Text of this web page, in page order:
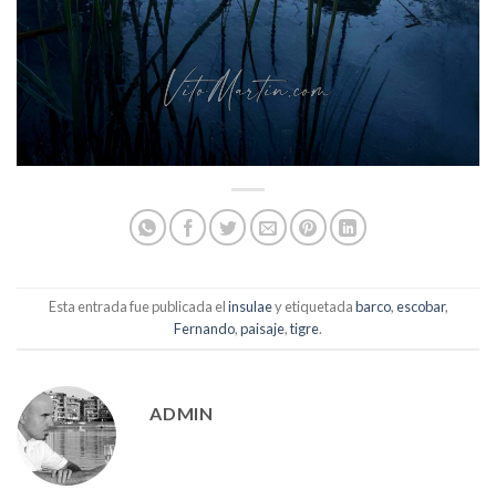
Esta entrada fue publicada elinsulaey etiquetadabarco,escobar,
Fernando,paisaje,tigre.
ADMIN